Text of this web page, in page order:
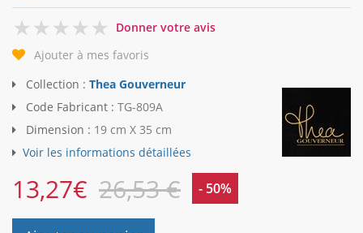
0
Donner votre avis
Ajouter à mes favoris
Collection : Thea Gouverneur
Code Fabricant : TG-809A
Dimension : 19 cm X 35 cm
Voir les informations détaillées
13,27€ 26,53 € - 50%